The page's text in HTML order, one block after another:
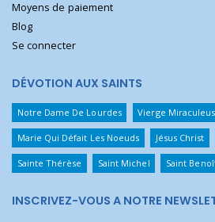
Moyens de paiement
Blog
Se connecter
DÉVOTION AUX SAINTS
Notre Dame De Lourdes Vierge
Marie Qui Défait Les Noeuds Jésus Christ
Sainte Thérèse Saint Michel Saint
INSCRIVEZ-VOUS A NOTRE